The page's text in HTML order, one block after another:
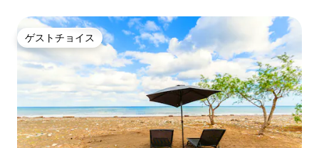
ゲストチョイス
ゲストチョイス